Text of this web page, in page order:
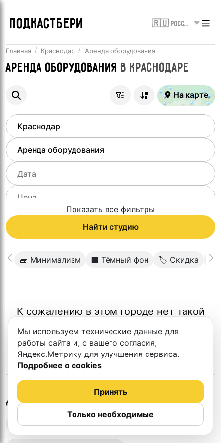
ПОДКАСТБЕРИ 🇷🇺 Россия
Главная Краснодар Аренда оборудования
Аренда оборудования в Краснодаре
На карте
Показать все фильтры
Найти студию
🧱 Минимализм ⬛️ Тёмный фон 🏷 Скидка 🎙
К сожалению в этом городе нет такой
Другие студии в Краснодаре
Выездная запись подкастов
Мы используем технические данные для
работы сайта и, с вашего согласия,
Яндекс.Метрику для улучшения сервиса.
Подробнее о cookies
Только необходимые
Принять